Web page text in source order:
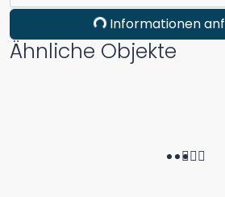
Informationen
Ähnliche Objekte